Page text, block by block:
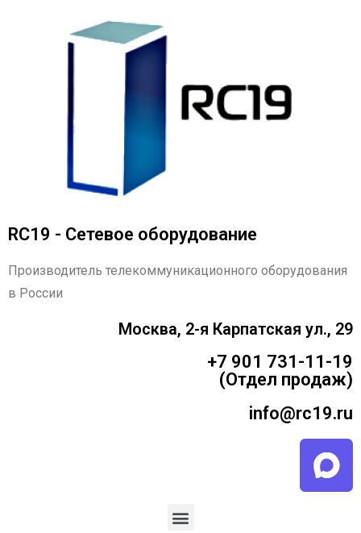
RC19 - Сетевое оборудование
Производитель телекоммуникационного оборудования
в России
Москва, 2-я Карпатская ул., 29
+7 901 731-11-19
(Отдел продаж)
info@rc19.ru